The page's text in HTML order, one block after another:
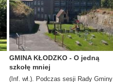
GMINA KŁODZKO - O jedną
szkołę mniej
(Inf. wł.). Podczas sesji Rady Gminy